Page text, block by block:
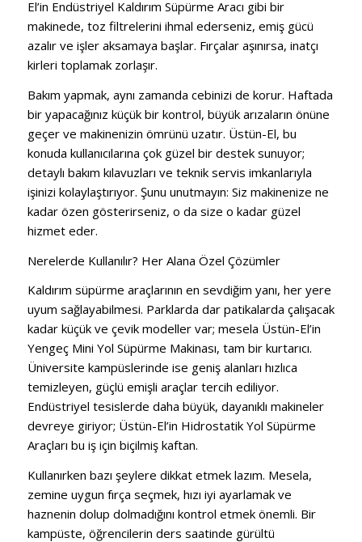
El’in Endüstriyel Kaldırım Süpürme Aracı gibi bir
makinede, toz filtrelerini ihmal ederseniz, emiş gücü
azalır ve işler aksamaya başlar. Fırçalar aşınırsa, inatçı
kirleri toplamak zorlaşır.
Bakım yapmak, aynı zamanda cebinizi de korur. Haftada
bir yapacağınız küçük bir kontrol, büyük arızaların önüne
geçer ve makinenizin ömrünü uzatır. Üstün-El, bu
konuda kullanıcılarına çok güzel bir destek sunuyor;
detaylı bakım kılavuzları ve teknik servis imkanlarıyla
işinizi kolaylaştırıyor. Şunu unutmayın: Siz makinenize ne
kadar özen gösterirseniz, o da size o kadar güzel
hizmet eder.
Nerelerde Kullanılır? Her Alana Özel Çözümler
Kaldırım süpürme araçlarının en sevdiğim yanı, her yere
uyum sağlayabilmesi. Parklarda dar patikalarda çalışacak
kadar küçük ve çevik modeller var; mesela Üstün-El’in
Yengeç Mini Yol Süpürme Makinası, tam bir kurtarıcı.
Üniversite kampüslerinde ise geniş alanları hızlıca
temizleyen, güçlü emişli araçlar tercih ediliyor.
Endüstriyel tesislerde daha büyük, dayanıklı makineler
devreye giriyor; Üstün-El’in Hidrostatik Yol Süpürme
Araçları bu iş için biçilmiş kaftan.
Kullanırken bazı şeylere dikkat etmek lazım. Mesela,
zemine uygun fırça seçmek, hızı iyi ayarlamak ve
haznenin dolup dolmadığını kontrol etmek önemli. Bir
kampüste, öğrencilerin ders saatinde gürültü